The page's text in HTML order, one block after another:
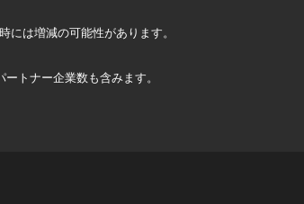
は増減の可能性があります。
トナー企業数も含みます。